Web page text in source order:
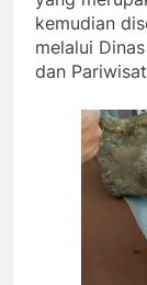
kemudian
melalui
dan